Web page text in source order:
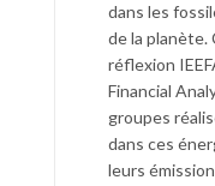
dans les
de la planète.
réflexion
Financial
groupes
dans ces
leurs